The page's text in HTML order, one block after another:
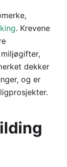
. Krevene
dekker
og er